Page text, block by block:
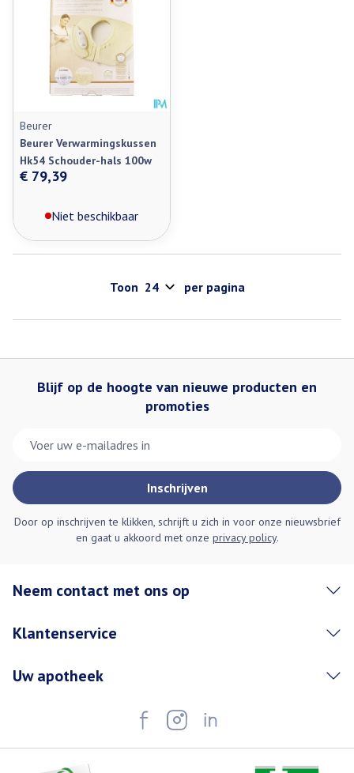
Beurer
Beurer Verwarmingskussen
Hk54 Schouder-hals 100w
€ 79,39
Niet beschikbaar
Toon per pagina
Blijf op de hoogte van nieuwe producten en
promoties
Inschrijven
Door op inschrijven te klikken, schrijft u zich in voor onze nieuwsbrief
en gaat u akkoord met onze privacy policy.
Neem contact met ons op
Klantenservice
Uw apotheek